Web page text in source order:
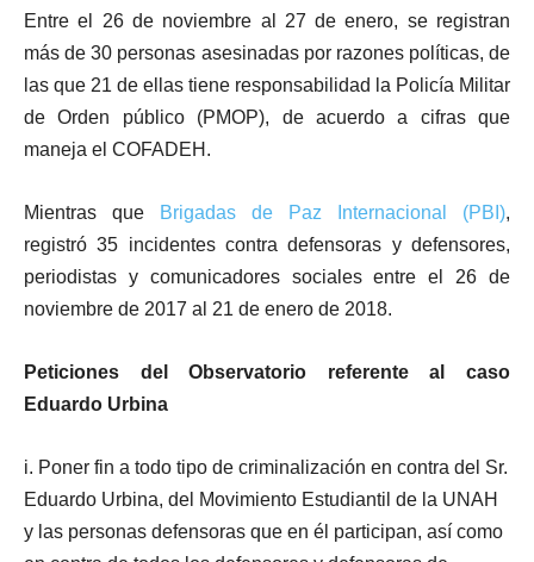
Entre el 26 de noviembre al 27 de enero, se registran
más de 30 personas asesinadas por razones políticas, de
las que 21 de ellas tiene responsabilidad la Policía Militar
de Orden público (PMOP), de acuerdo a cifras que
maneja el COFADEH.
Mientras que Brigadas de Paz Internacional (PBI),
registró 35 incidentes contra defensoras y defensores,
periodistas y comunicadores sociales entre el 26 de
noviembre de 2017 al 21 de enero de 2018.
Peticiones del Observatorio referente al caso
Eduardo Urbina
i. Poner fin a todo tipo de criminalización en contra del Sr.
Eduardo Urbina, del Movimiento Estudiantil de la UNAH
y las personas defensoras que en él participan, así como